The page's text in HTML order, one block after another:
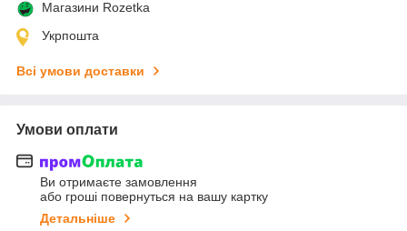
Магазини Rozetka
Укрпошта
Всі умови доставки
Умови оплати
Ви отримаєте замовлення
або гроші повернуться на вашу картку
Детальніше